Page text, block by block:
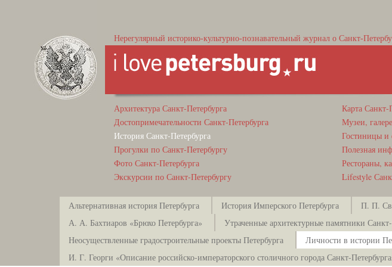
Нерегулярный историко-культурно-познавательный журнал о Санкт-
Архитектура Санкт-Петербурга
Достопримечательности Санкт-Петербурга
История Санкт-Петербурга
Прогулки по Санкт-Петербургу
Фото Санкт-Петербурга
Экскурсии по Санкт-Петербургу
Карта Санкт-
Музеи,
Гостиницы и
Полезная
Рестораны,
Lifestyle
Альтернативная история Петербурга История Имперского Петербурга
П. П.
А. А. Бахтиаров «Брюхо Петербурга»
Утраченные архитектурные памятники
Неосуществленные градостроительные проекты Петербурга
Личности в истории
И. Г. Георги «Описание российско-императорского столичного города Санкт-